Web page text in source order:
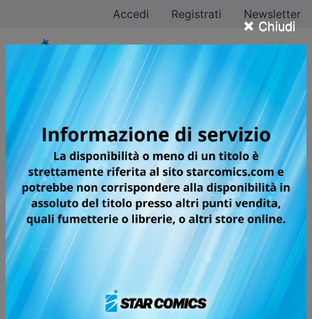
× Chiudi
Accedi Registrati Newsletter
RAVE - THE GROOVE
ADVENTURE NEW
EDITION
Volumi totali: 35 — Volumi pubblicati: 32
LA SPLENDIDA RIEDIZIONE DELLA
PRIMA GRANDE OPERA DEL
MAESTRO DEL MANGA HIRO
MASHIMA, AUTORE DI FAIRY TAIL E